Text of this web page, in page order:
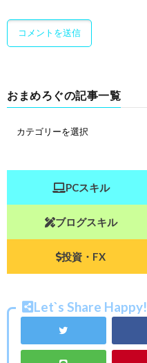
おまめろぐの記事一覧
PCスキル
ブログスキル
投資・FX
Let`s Share Happy!